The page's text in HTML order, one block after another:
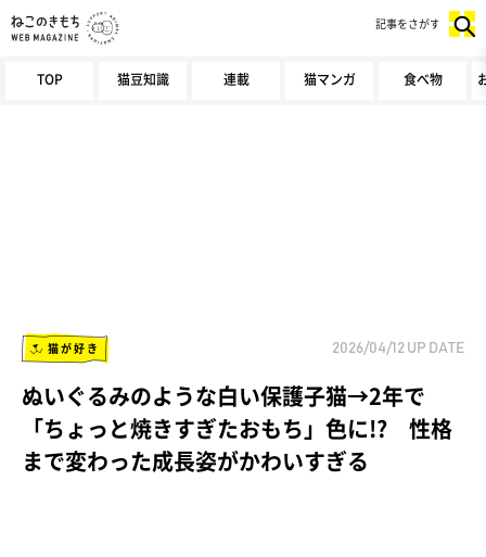
TOP 猫豆知識 連載 猫マンガ 食べ物
記事をさがす
猫が好き 2026/04/12 UP DATE
ぬいぐるみのような白い保護子猫→2年で
「ちょっと焼きすぎたおもち」色に!? 性格
まで変わった成長姿がかわいすぎる